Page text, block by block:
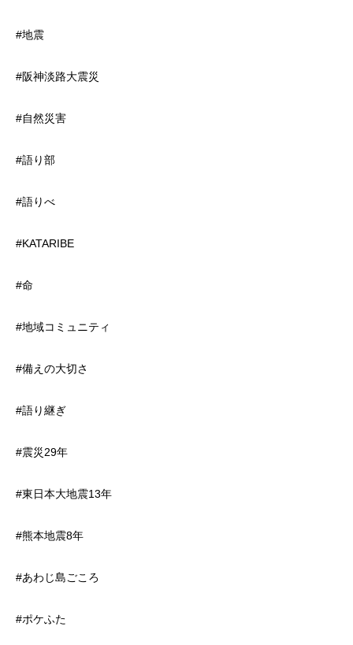
#地震
#阪神淡路大震災
#自然災害
#語り部
#語りべ
#KATARIBE
#命
#地域コミュニティ
#備えの大切さ
#語り継ぎ
#震災29年
#東日本大地震13年
#熊本地震8年
#あわじ島ごころ
#ポケふた